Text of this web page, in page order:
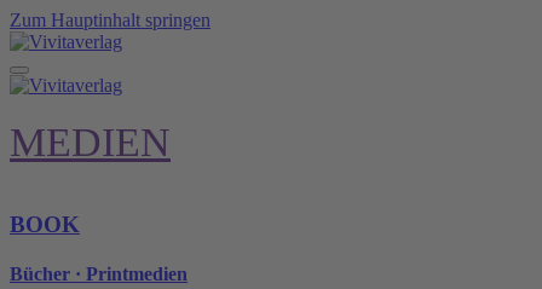
Zum Hauptinhalt springen
MEDIEN
BOOK
Bücher · Printmedien